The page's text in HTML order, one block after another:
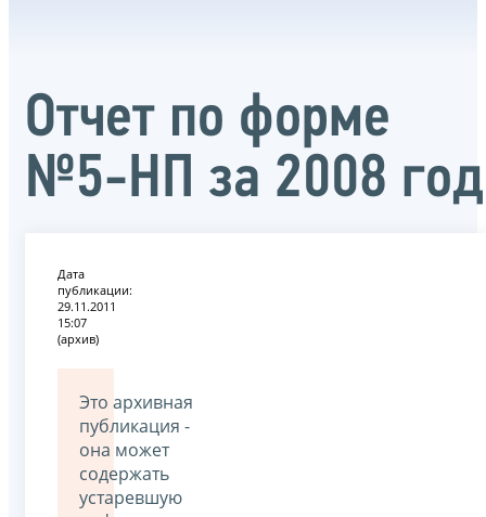
Отчет по форме
№5-НП за 2008 год
Дата
публикации:
29.11.2011
15:07
(архив)
Это архивная
публикация -
она может
содержать
устаревшую